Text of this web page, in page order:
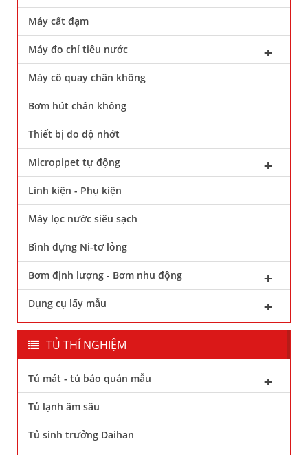
Máy cất đạm
Máy đo chỉ tiêu nước
Máy cô quay chân không
Bơm hút chân không
Thiết bị đo độ nhớt
Micropipet tự động
Linh kiện - Phụ kiện
Máy lọc nước siêu sạch
Bình đựng Ni-tơ lỏng
Bơm định lượng - Bơm nhu động
Dụng cụ lấy mẫu
TỦ THÍ NGHIỆM
Tủ mát - tủ bảo quản mẫu
Tủ lạnh âm sâu
Tủ sinh trưởng Daihan